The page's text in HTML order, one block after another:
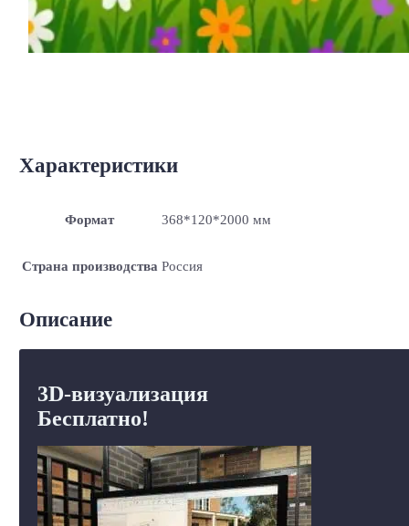
Характеристики
Формат 368*120*2000 мм
Страна производства Россия
Описание
3D-визуализация
Бесплатно!